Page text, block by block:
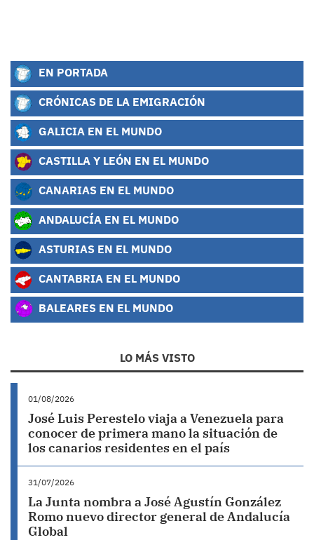
EN PORTADA
CRÓNICAS DE LA EMIGRACIÓN
GALICIA EN EL MUNDO
CASTILLA Y LEÓN EN EL MUNDO
CANARIAS EN EL MUNDO
ANDALUCÍA EN EL MUNDO
ASTURIAS EN EL MUNDO
CANTABRIA EN EL MUNDO
BALEARES EN EL MUNDO
LO MÁS VISTO
01/08/2026
José Luis Perestelo viaja a Venezuela para
conocer de primera mano la situación de
los canarios residentes en el país
31/07/2026
La Junta nombra a José Agustín González
Romo nuevo director general de Andalucía
Global